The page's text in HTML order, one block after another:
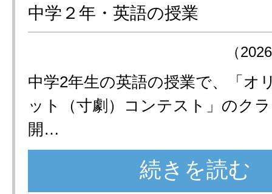
中学２年・英語の授業
（
中学2年生の英語の授業で、「オ
ット（寸劇）コンテスト」のク
開…
続きを読む